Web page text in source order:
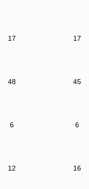
17 17
48 45
6 6
12 16